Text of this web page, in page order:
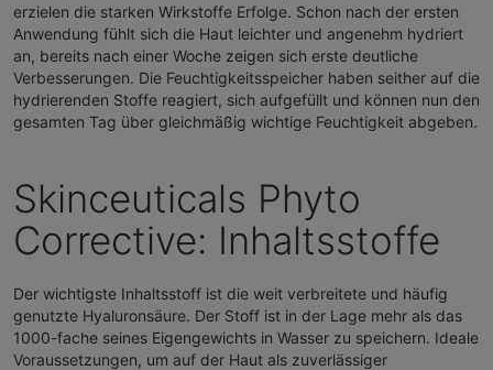
erzielen die starken Wirkstoffe Erfolge. Schon nach der ersten
Anwendung fühlt sich die Haut leichter und angenehm hydriert
an, bereits nach einer Woche zeigen sich erste deutliche
Verbesserungen. Die Feuchtigkeitsspeicher haben seither auf die
hydrierenden Stoffe reagiert, sich aufgefüllt und können nun den
gesamten Tag über gleichmäßig wichtige Feuchtigkeit abgeben.
Skinceuticals Phyto
Corrective: Inhaltsstoffe
Der wichtigste Inhaltsstoff ist die weit verbreitete und häufig
genutzte Hyaluronsäure. Der Stoff ist in der Lage mehr als das
1000-fache seines Eigengewichts in Wasser zu speichern. Ideale
Voraussetzungen, um auf der Haut als zuverlässiger